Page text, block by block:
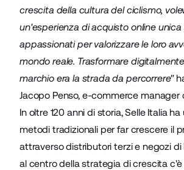
crescita della cultura del ciclismo,
un'esperienza di acquisto online unica
appassionati per valorizzare le loro
mondo reale. Trasformare
marchio era la strada da percorrere"
Jacopo Penso, e-commerce manager
In oltre 120 anni di storia, Selle Italia
metodi tradizionali per far crescere il
attraverso distributori terzi e negozi
al centro della strategia di crescita c'è